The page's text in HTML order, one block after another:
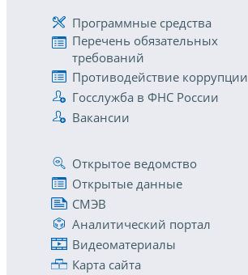
Программные средства
Перечень обязательных
требований
Противодействие коррупции
Госслужба в ФНС России
Вакансии
Открытое ведомство
Открытые данные
СМЭВ
Аналитический портал
Видеоматериалы
Карта сайта